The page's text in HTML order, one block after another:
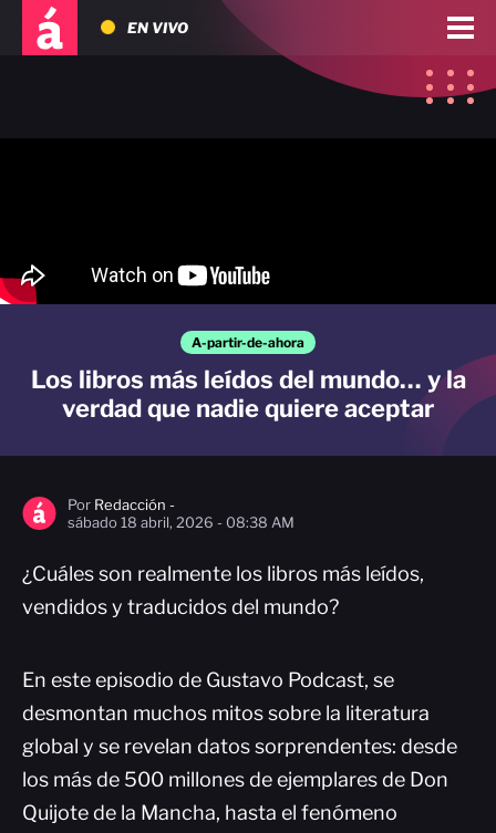
EN VIVO
A-partir-de-ahora
Los libros más leídos del mundo… y la
verdad que nadie quiere aceptar
Por Redacción -
sábado 18 abril, 2026 - 08:38 AM
¿Cuáles son realmente los libros más leídos,
vendidos y traducidos del mundo?
En este episodio de Gustavo Podcast, se
desmontan muchos mitos sobre la literatura
global y se revelan datos sorprendentes: desde
los más de 500 millones de ejemplares de Don
Quijote de la Mancha, hasta el fenómeno